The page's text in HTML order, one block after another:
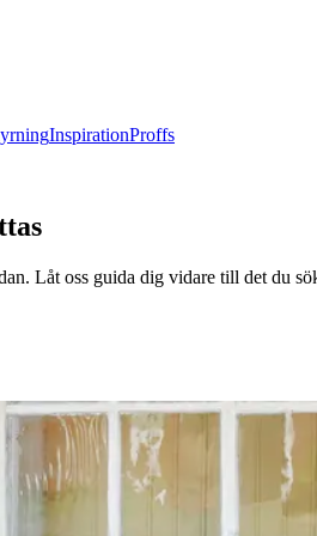
InspirationProffs
Låt oss guida dig vidare till det du